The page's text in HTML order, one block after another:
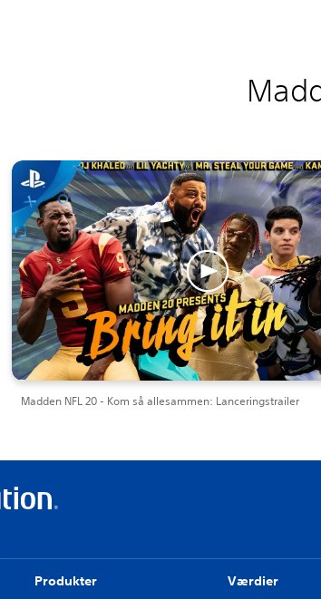
Madden NFL 20 - Kom så allesammen: Lanceringstrailer
Produkter Værdier